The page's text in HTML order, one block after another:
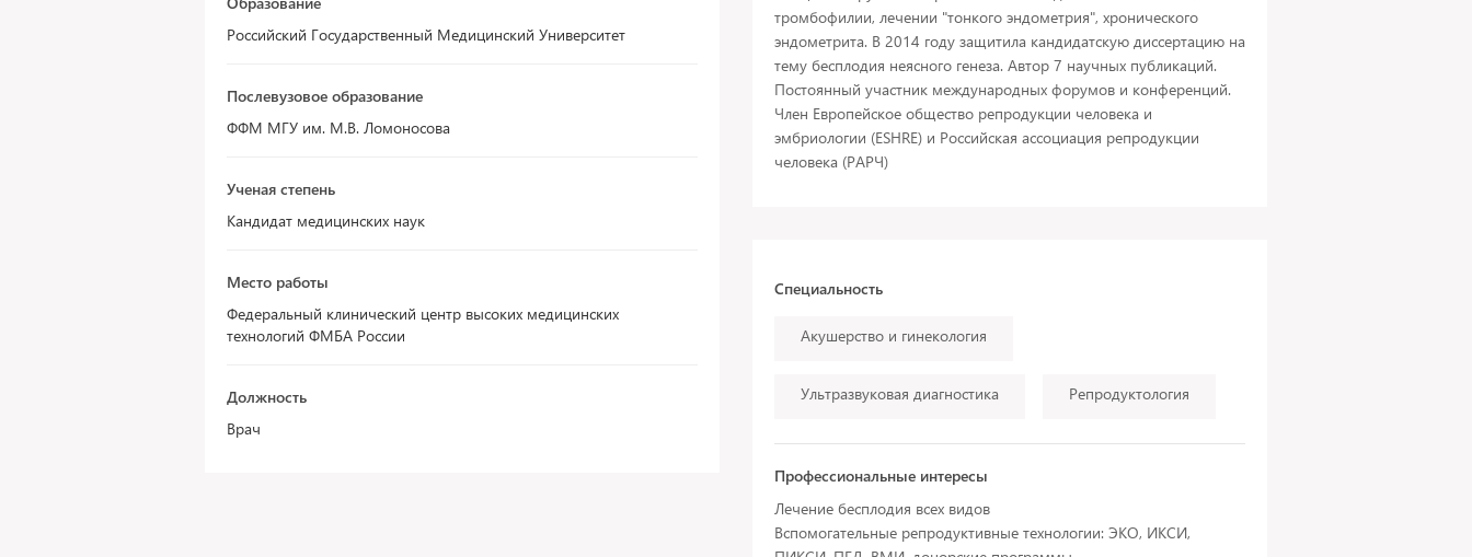
Российский Государственный Медицинский Университет
Послевузовое образование
ФФМ МГУ им. М.В. Ломоносова
Ученая степень
Кандидат медицинских наук
Место работы
Федеральный клинический центр высоких медицинских
технологий ФМБА России
Должность
Врач
тромбофилии, лечении "тонкого эндометрия", хронического
эндометрита. В 2014 году защитила кандидатскую диссертацию на
тему бесплодия неясного генеза. Автор 7 научных публикаций.
Постоянный участник международных форумов и конференций.
Член Европейское общество репродукции человека и
эмбриологии (ЕSHRE) и Российская ассоциация репродукции
Специальность
Акушерство и гинекология
Ультразвуковая диагностика Репродуктология
Профессиональные интересы
Лечение бесплодия всех видов
Вспомогательные репродуктивные технологии: ЭКО, ИКСИ,